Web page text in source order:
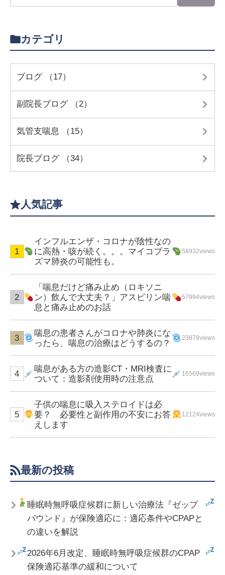
カテゴリ
ブログ （17）
副院長ブログ （2）
気管支喘息 （15）
院長ブログ （34）
人気記事
インフルエンザ・コロナが陰性なの
に高熱・咳が続く。。。マイコプラ
ズマ肺炎の可能性も。
58932views
「喘息だけど痛み止め（ロキソニ
ン）飲んで大丈夫？」アスピリン喘
息と痛み止めのお話
57994views
喘息の患者さんがコロナや肺炎にな
ったら、喘息の治療はどうするの？
23878views
喘息がある方の造影CT・MRI検査に
ついて：造影剤使用時の注意点
16569views
子供の喘息に吸入ステロイドは必
要？ 必要性と副作用の不安にお答
えします
12124views
最新の投稿
睡眠時無呼吸症候群に新しい治療法『ゼップ
バウンド』が保険適応に：適応条件やCPAPと
の違いを解説
2026年6月改定、睡眠時無呼吸症候群のCPAP
保険適応基準の緩和について